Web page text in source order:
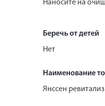
Наносите на
Беречь от детей
Нет
Наименование
Янссен